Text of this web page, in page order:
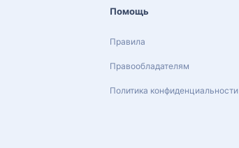
Помощь
Правила
Правообладателям
Политика конфиденциальности